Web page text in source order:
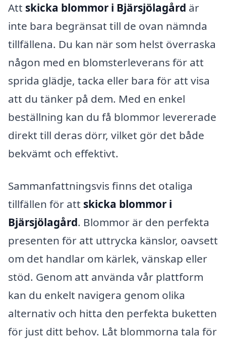
Att skicka blommor i Bjärsjölagård är
inte bara begränsat till de ovan nämnda
tillfällena. Du kan när som helst överraska
någon med en blomsterleverans för att
sprida glädje, tacka eller bara för att visa
att du tänker på dem. Med en enkel
beställning kan du få blommor levererade
direkt till deras dörr, vilket gör det både
bekvämt och effektivt.
Sammanfattningsvis finns det otaliga
tillfällen för att skicka blommor i
Bjärsjölagård. Blommor är den perfekta
presenten för att uttrycka känslor, oavsett
om det handlar om kärlek, vänskap eller
stöd. Genom att använda vår plattform
kan du enkelt navigera genom olika
alternativ och hitta den perfekta buketten
för just ditt behov. Låt blommorna tala för